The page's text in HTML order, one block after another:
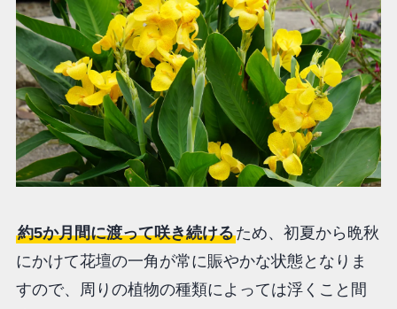
約5か月間に渡って咲き続けるため、初夏から晩秋
にかけて花壇の一角が常に賑やかな状態となりま
すので、周りの植物の種類によっては浮くこと間